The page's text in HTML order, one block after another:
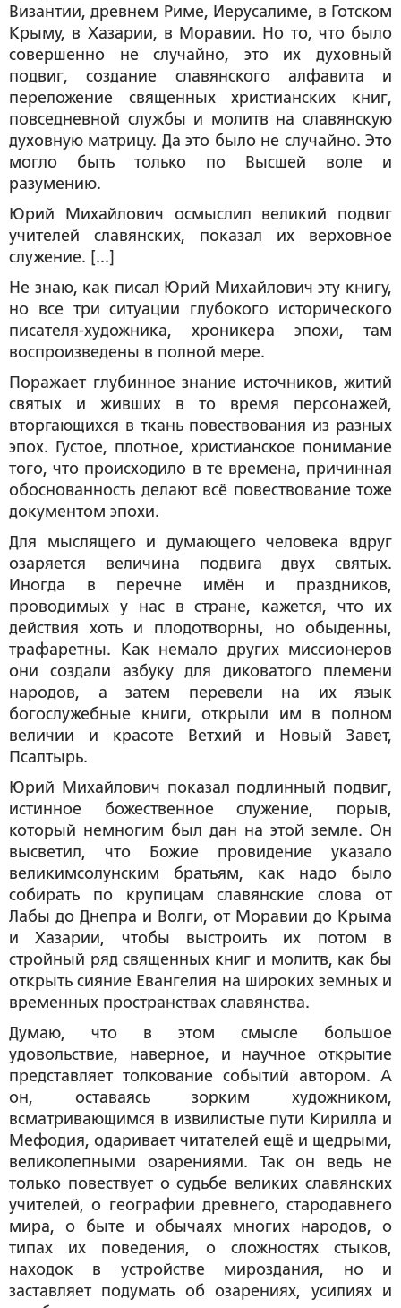
Византии, древнем Риме, Иерусалиме, в Готском
Крыму, в Хазарии, в Моравии. Но то, что было
совершенно не случайно, это их духовный
подвиг, создание славянского алфавита и
переложение священных христианских книг,
повседневной службы и молитв на славянскую
духовную матрицу. Да это было не случайно. Это
могло быть только по Высшей воле и
разумению.
Юрий Михайлович осмыслил великий подвиг
учителей славянских, показал их верховное
служение. [...]
Не знаю, как писал Юрий Михайлович эту книгу,
но все три ситуации глубокого исторического
писателя-художника, хроникера эпохи, там
воспроизведены в полной мере.
Поражает глубинное знание источников, житий
святых и живших в то время персонажей,
вторгающихся в ткань повествования из разных
эпох. Густое, плотное, христианское понимание
того, что происходило в те времена, причинная
обоснованность делают всё повествование тоже
документом эпохи.
Для мыслящего и думающего человека вдруг
озаряется величина подвига двух святых.
Иногда в перечне имён и праздников,
проводимых у нас в стране, кажется, что их
действия хоть и плодотворны, но обыденны,
трафаретны. Как немало других миссионеров
они создали азбуку для диковатого племени
народов, а затем перевели на их язык
богослужебные книги, открыли им в полном
величии и красоте Ветхий и Новый Завет,
Псалтырь.
Юрий Михайлович показал подлинный подвиг,
истинное божественное служение, порыв,
который немногим был дан на этой земле. Он
высветил, что Божие провидение указало
великимсолунским братьям, как надо было
собирать по крупицам славянские слова от
Лабы до Днепра и Волги, от Моравии до Крыма
и Хазарии, чтобы выстроить их потом в
стройный ряд священных книг и молитв, как бы
открыть сияние Евангелия на широких земных и
временных пространствах славянства.
Думаю, что в этом смысле большое
удовольствие, наверное, и научное открытие
представляет толкование событий автором. А
он, оставаясь зорким художником,
всматривающимся в извилистые пути Кирилла и
Мефодия, одаривает читателей ещё и щедрыми,
великолепными озарениями. Так он ведь не
только повествует о судьбе великих славянских
учителей, о географии древнего, стародавнего
мира, о быте и обычаях многих народов, о
типах их поведения, о сложностях стыков,
находок в устройстве мироздания, но и
заставляет подумать об озарениях, усилиях и